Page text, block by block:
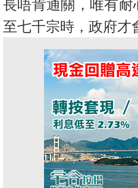
長唔肯通關，唯有
至七千宗時， 政府才